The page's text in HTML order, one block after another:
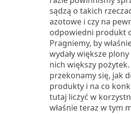
sądzą o takich
azotowe i czy na
odpowiedni produkt
Pragniemy, by
wydały większe
nich większy
przekonamy się, jak
produkty i na co
tutaj liczyć w
właśnie teraz w tym